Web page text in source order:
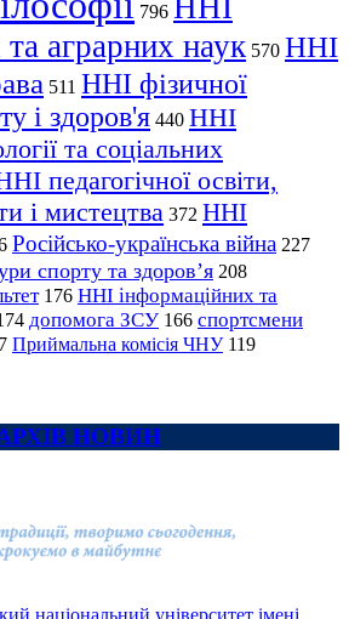
796 ННІ
аграрних наук 570 ННІ
511 ННІ фізичної
і здоров'я 440 ННІ
та соціальних
педагогічної освіти,
і мистецтва 372 ННІ
Російсько-українська війна 227
спорту та здоров’я 208
176 ННІ інформаційних та
допомога ЗСУ 166 спортсмени
Приймальна комісія ЧНУ 119
НОВИН
національний університет імені